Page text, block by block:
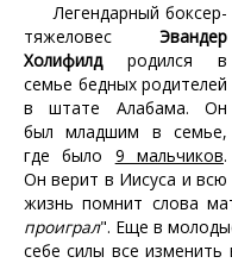
Легендарный боксер-
тяжеловес Эвандер
Холифилдродился в
семье бедных родителей
в штате Алабама. Он
был младшим в семье,
где было 9 мальчиков.
Он верит в Иисуса и всю
жизнь помнит слова
проиграл". Еще в
себе силы все